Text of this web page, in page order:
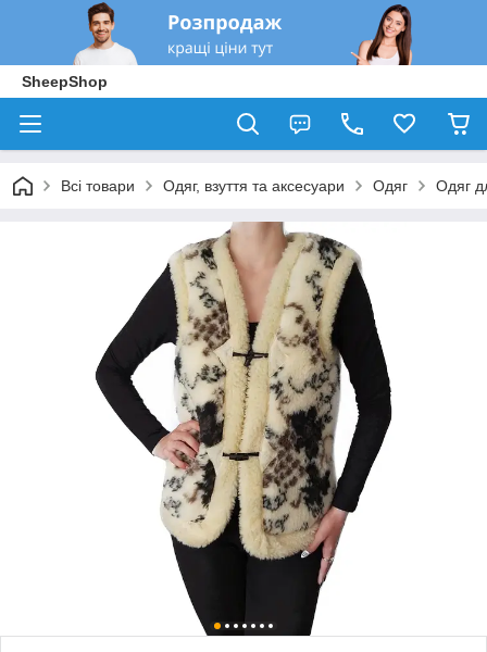
SheepShop
Всі товари Одяг, взуття та аксесуари Одяг Одяг